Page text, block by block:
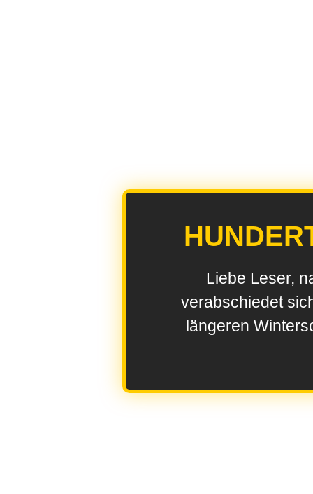
Liebe Leser,
verabschiedet
längeren